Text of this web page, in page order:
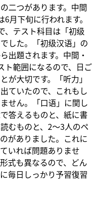
二つがあります。中間
月下旬に行われます。
、テスト科目は「初级
した。「初级汉语」の
出題されます。中間・
ト範囲になるので、日ご
が大切です。「听力」
ていたので、これもし
せん。「口语」に関し
答えるものと、紙に書
むものと、2～3人のペ
がありました。これに
いれば問題ありませ
式も異なるので、どん
毎日しっかり予習復習